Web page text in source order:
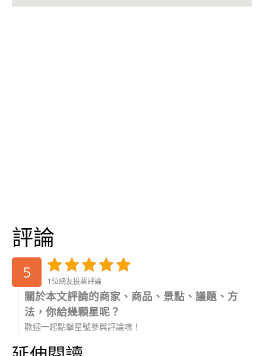
評論
5 1位網友投票評論
關於本文評論的商家、商品、景點、議題、方
法，你給幾顆星呢？
歡迎一起點擊星號參與評論唷！